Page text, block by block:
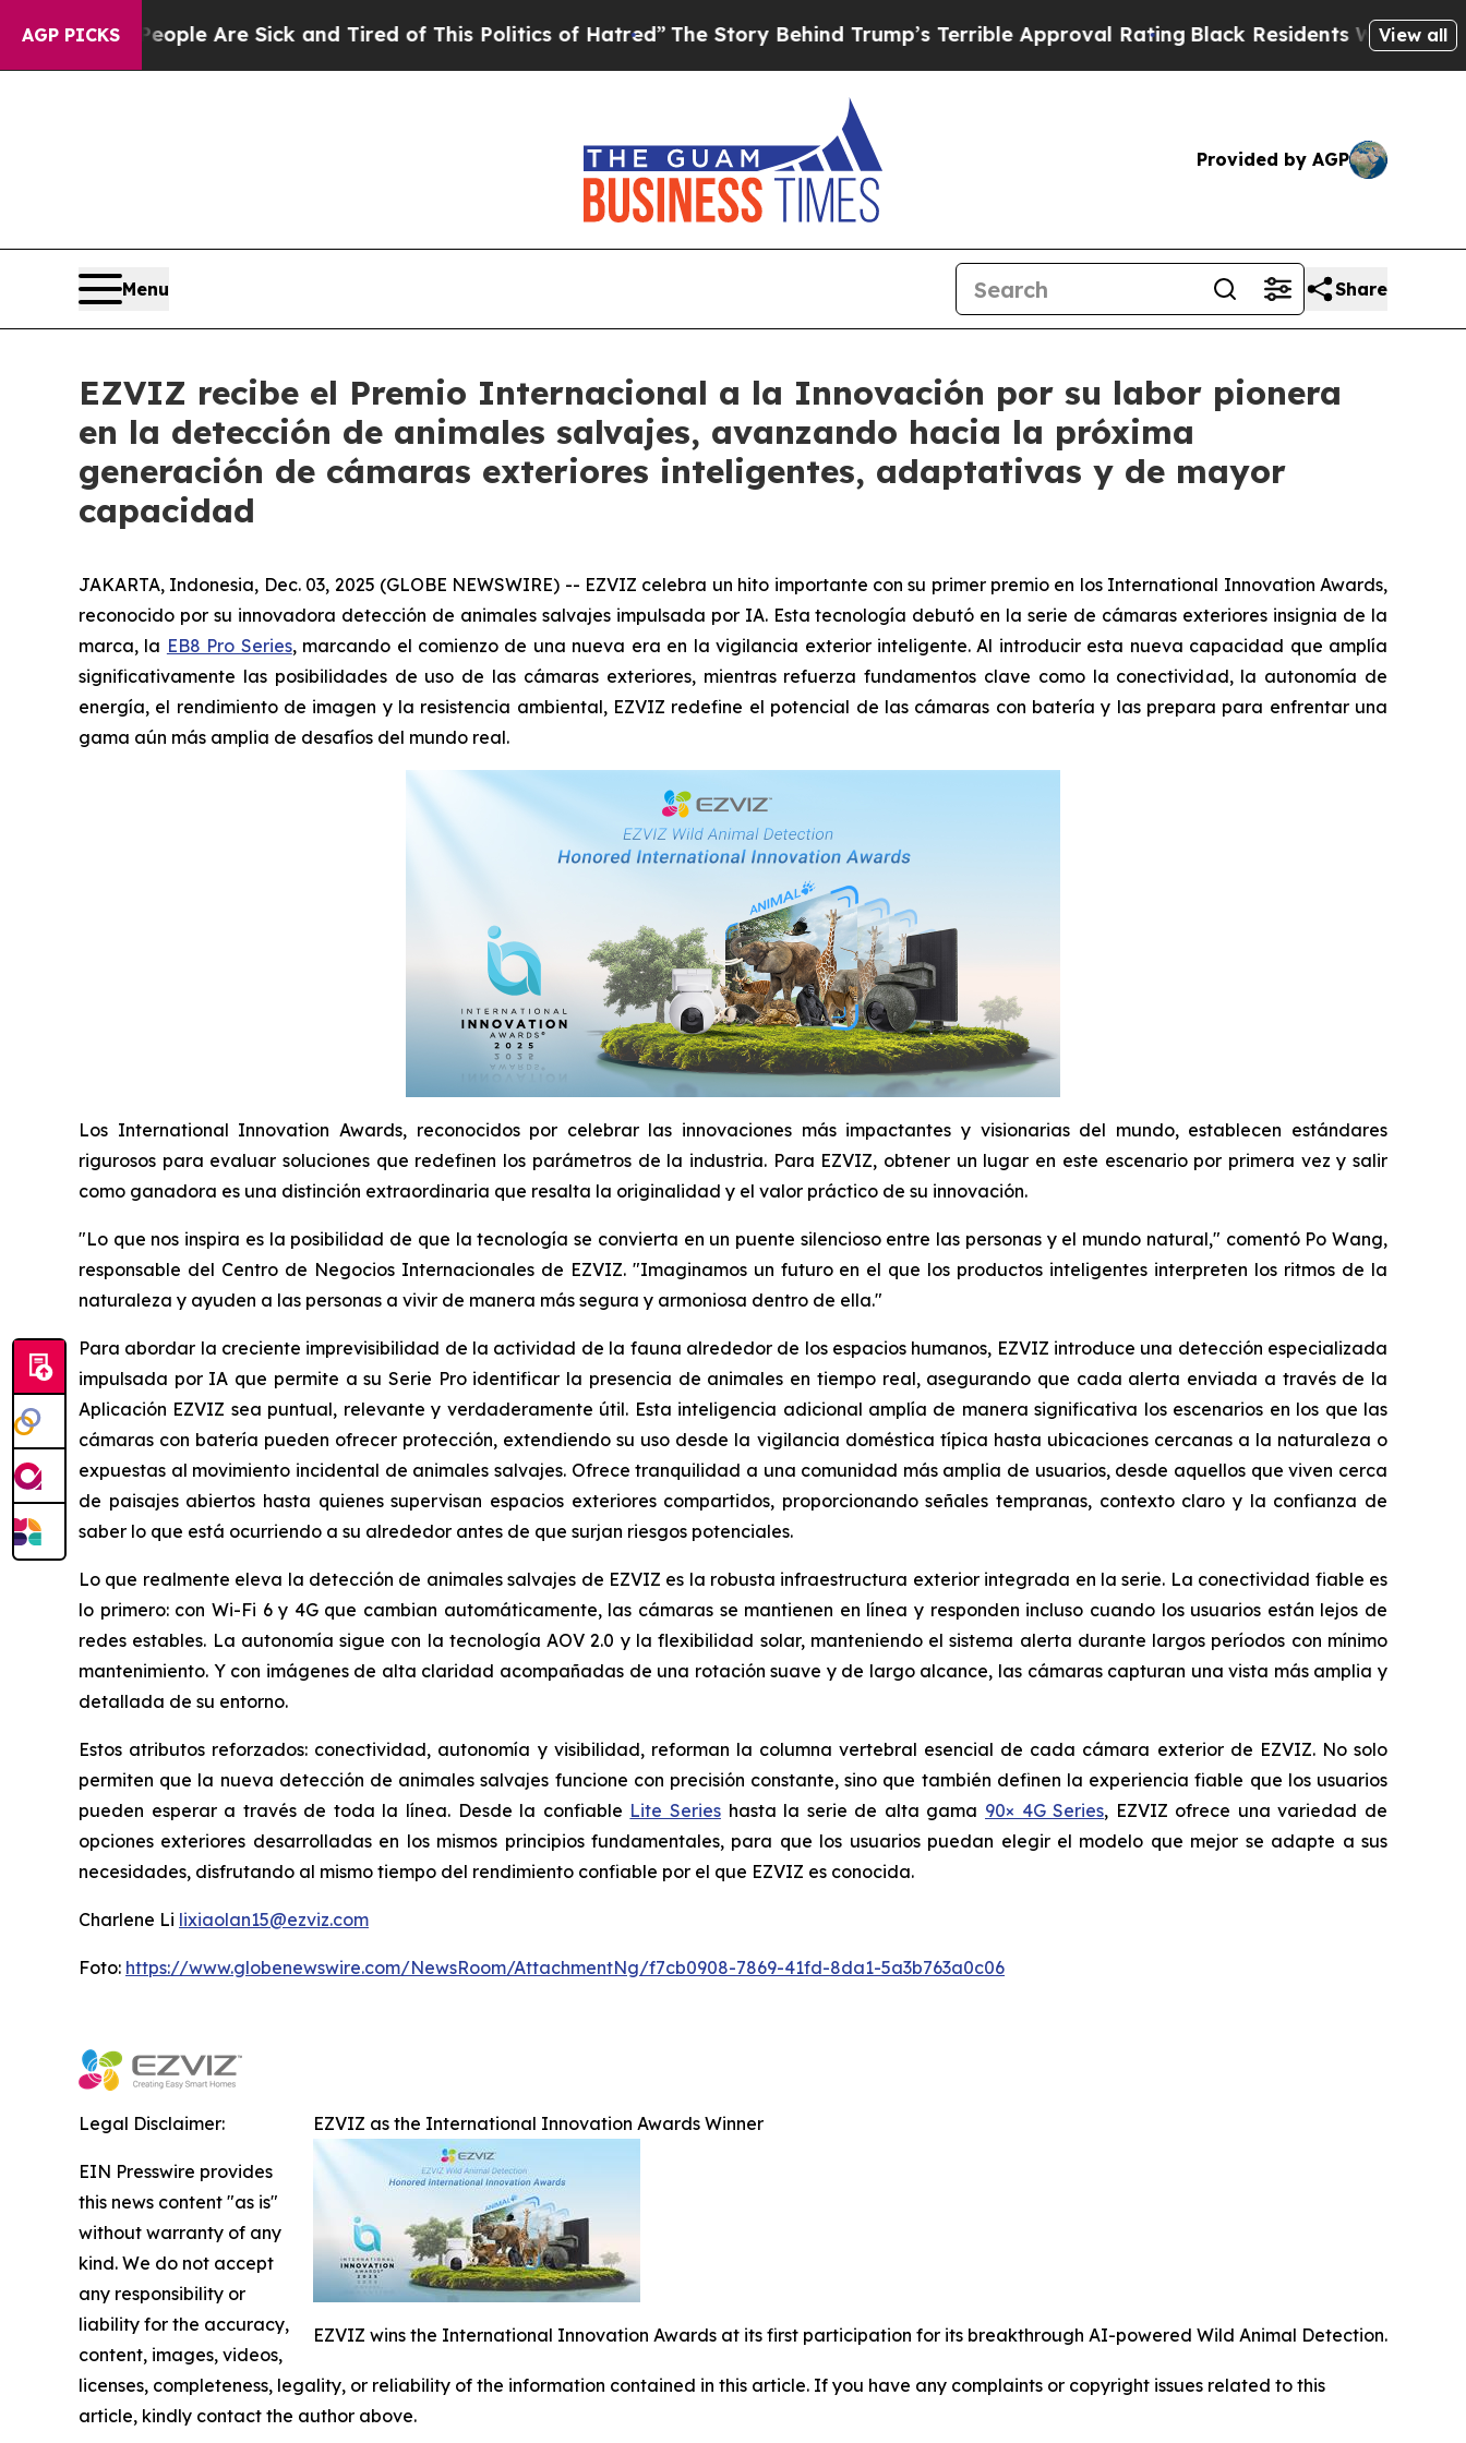
AGP PICKS
“People Are Sick and Tired of This Politics of Hatred”The Story Behind Trump’s Terrible Approval RatingBlack Residents Warned of Abusive
View all
Provided by AGP
Menu Share
EZVIZ recibe el Premio Internacional a la Innovación por su labor pionera
en la detección de animales salvajes, avanzando hacia la próxima
generación de cámaras exteriores inteligentes, adaptativas y de mayor
capacidad
JAKARTA, Indonesia, Dec. 03, 2025 (GLOBE NEWSWIRE) -- EZVIZ celebra un hito importante con su primer premio en los International Innovation Awards,
reconocido por su innovadora detección de animales salvajes impulsada por IA. Esta tecnología debutó en la serie de cámaras exteriores insignia de la
marca, la EB8 Pro Series, marcando el comienzo de una nueva era en la vigilancia exterior inteligente. Al introducir esta nueva capacidad que amplía
significativamente las posibilidades de uso de las cámaras exteriores, mientras refuerza fundamentos clave como la conectividad, la autonomía de
energía, el rendimiento de imagen y la resistencia ambiental, EZVIZ redefine el potencial de las cámaras con batería y las prepara para enfrentar una
gama aún más amplia de desafíos del mundo real.
Los International Innovation Awards, reconocidos por celebrar las innovaciones más impactantes y visionarias del mundo, establecen estándares
rigurosos para evaluar soluciones que redefinen los parámetros de la industria. Para EZVIZ, obtener un lugar en este escenario por primera vez y salir
como ganadora es una distinción extraordinaria que resalta la originalidad y el valor práctico de su innovación.
"Lo que nos inspira es la posibilidad de que la tecnología se convierta en un puente silencioso entre las personas y el mundo natural," comentó Po Wang,
responsable del Centro de Negocios Internacionales de EZVIZ. "Imaginamos un futuro en el que los productos inteligentes interpreten los ritmos de la
naturaleza y ayuden a las personas a vivir de manera más segura y armoniosa dentro de ella."
Para abordar la creciente imprevisibilidad de la actividad de la fauna alrededor de los espacios humanos, EZVIZ introduce una detección especializada
impulsada por IA que permite a su Serie Pro identificar la presencia de animales en tiempo real, asegurando que cada alerta enviada a través de la
Aplicación EZVIZ sea puntual, relevante y verdaderamente útil. Esta inteligencia adicional amplía de manera significativa los escenarios en los que las
cámaras con batería pueden ofrecer protección, extendiendo su uso desde la vigilancia doméstica típica hasta ubicaciones cercanas a la naturaleza o
expuestas al movimiento incidental de animales salvajes. Ofrece tranquilidad a una comunidad más amplia de usuarios, desde aquellos que viven cerca
de paisajes abiertos hasta quienes supervisan espacios exteriores compartidos, proporcionando señales tempranas, contexto claro y la confianza de
saber lo que está ocurriendo a su alrededor antes de que surjan riesgos potenciales.
Lo que realmente eleva la detección de animales salvajes de EZVIZ es la robusta infraestructura exterior integrada en la serie. La conectividad fiable es
lo primero: con Wi-Fi 6 y 4G que cambian automáticamente, las cámaras se mantienen en línea y responden incluso cuando los usuarios están lejos de
redes estables. La autonomía sigue con la tecnología AOV 2.0 y la flexibilidad solar, manteniendo el sistema alerta durante largos períodos con mínimo
mantenimiento. Y con imágenes de alta claridad acompañadas de una rotación suave y de largo alcance, las cámaras capturan una vista más amplia y
detallada de su entorno.
Estos atributos reforzados: conectividad, autonomía y visibilidad, reforman la columna vertebral esencial de cada cámara exterior de EZVIZ. No solo
permiten que la nueva detección de animales salvajes funcione con precisión constante, sino que también definen la experiencia fiable que los usuarios
pueden esperar a través de toda la línea. Desde la confiable Lite Serieshasta la serie de alta gama 90× 4G Series, EZVIZ ofrece una variedad de
opciones exteriores desarrolladas en los mismos principios fundamentales, para que los usuarios puedan elegir el modelo que mejor se adapte a sus
necesidades, disfrutando al mismo tiempo del rendimiento confiable por el que EZVIZ es conocida.
Charlene Li lixiaolan15@ezviz.com
Foto: https://www.globenewswire.com/NewsRoom/AttachmentNg/f7cb0908-7869-41fd-8da1-5a3b763a0c06
EZVIZ as the International Innovation Awards Winner
EZVIZ wins the International Innovation Awards at its first participation for its breakthrough AI-powered Wild Animal Detection.
Legal Disclaimer:
EIN Presswire provides
this news content "as is"
without warranty of any
kind. We do not accept
any responsibility or
liability for the accuracy,
content, images, videos,
licenses, completeness, legality, or reliability of the information contained in this article. If you have any complaints or copyright issues related to this
article, kindly contact the author above.